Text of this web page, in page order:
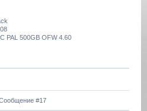
PAL 500GB OFW 4.60
#17